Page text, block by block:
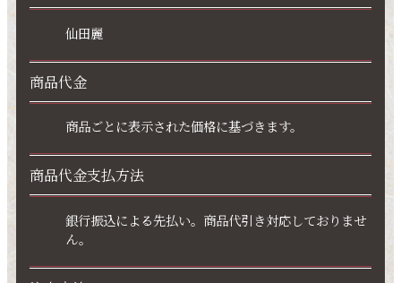
仙田麗
商品代金
商品ごとに表示された価格に基づきます。
商品代金支払方法
銀行振込による先払い。商品代引き対応しておりませ
ん。